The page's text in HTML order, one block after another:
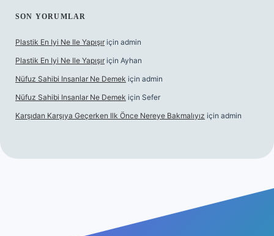
SON YORUMLAR
Plastik En Iyi Ne Ile Yapışır için admin
Plastik En Iyi Ne Ile Yapışır için Ayhan
Nüfuz Sahibi Insanlar Ne Demek için admin
Nüfuz Sahibi Insanlar Ne Demek için Sefer
Karşıdan Karşıya Geçerken Ilk Önce Nereye Bakmalıyız için admin